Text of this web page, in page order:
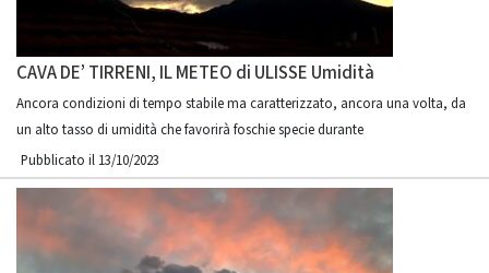
CAVA DE’ TIRRENI, IL METEO di ULISSE Umidità
Ancora condizioni di tempo stabile ma caratterizzato, ancora una volta, da
un alto tasso di umidità che favorirà foschie specie durante
Pubblicato il 13/10/2023